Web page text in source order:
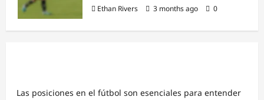
Ethan Rivers
3 months ago 0
Las posiciones en el fútbol son esenciales para entender